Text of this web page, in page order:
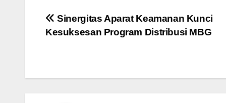
Post
navigation
Sinergitas Aparat Keamanan Kunci
Kesuksesan Program Distribusi MBG